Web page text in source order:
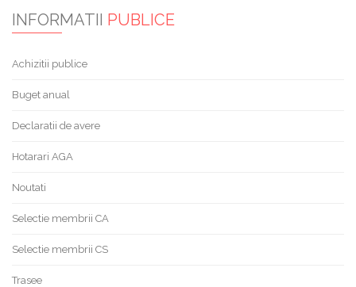
INFORMATII PUBLICE
Achizitii publice
Buget anual
Declaratii de avere
Hotarari AGA
Noutati
Selectie membrii CA
Selectie membrii CS
Trasee